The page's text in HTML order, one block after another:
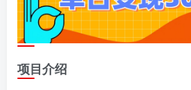
项目介绍